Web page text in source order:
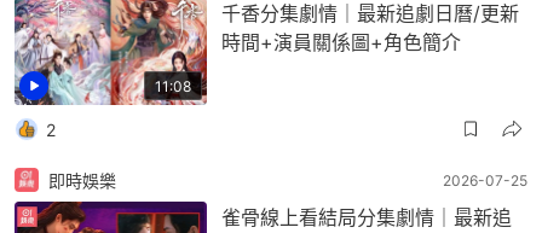
11:08
千香分集劇情｜最新追劇日曆/更新
時間+演員關係圖+角色簡介
2
即時娛樂 2026-07-25
雀骨線上看結局分集劇情｜最新追